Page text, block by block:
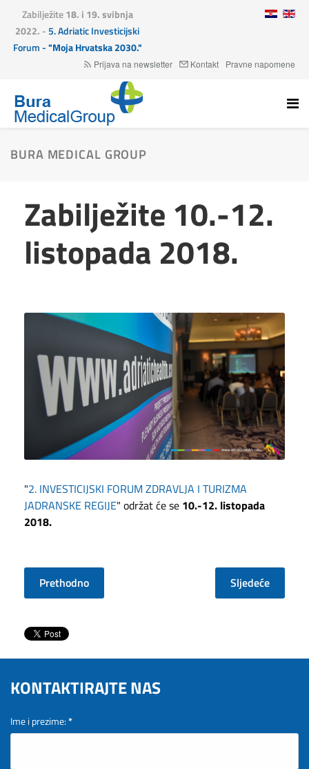
Zabilježite18. i 19. svibnja
2022. -5. Adriatic Investicijski
Forum -"Moja Hrvatska 2030."
Prijava na newsletter Kontakt Pravne napomene
BURA MEDICAL GROUP
Zabilježite 10.-12.
listopada 2018.
"2. INVESTICIJSKI FORUM ZDRAVLJA I TURIZMA
JADRANSKE REGIJE" održat će se 10.-12. listopada
2018.
Prethodno Sljedeće
KONTAKTIRAJTE NAS
Ime i prezime:*